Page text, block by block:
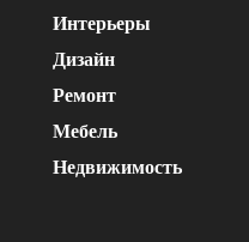
Интерьеры
Дизайн
Ремонт
Мебель
Недвижимость